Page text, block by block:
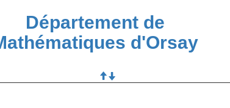
Département de
d'Orsay